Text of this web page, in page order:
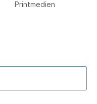
Printmedien